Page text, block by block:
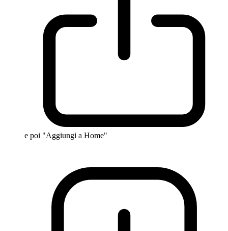
e poi "Aggiungi a Home"